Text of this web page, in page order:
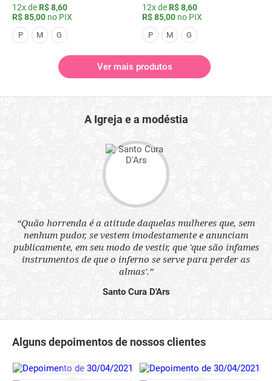
12x de R$ 8,60
R$ 85,00 no PIX
P M G
12x de R$ 8,60
R$ 85,00 no PIX
P M G
Ver mais produtos
A Igreja e a modéstia
“Quão horrenda é a atitude daquelas mulheres que, sem
nenhum pudor, se vestem imodestamente e anunciam
publicamente, em seu modo de vestir, que 'que são infames
instrumentos de que o inferno se serve para perder as
almas'.”
Santo Cura D'Ars
Alguns depoimentos de nossos clientes